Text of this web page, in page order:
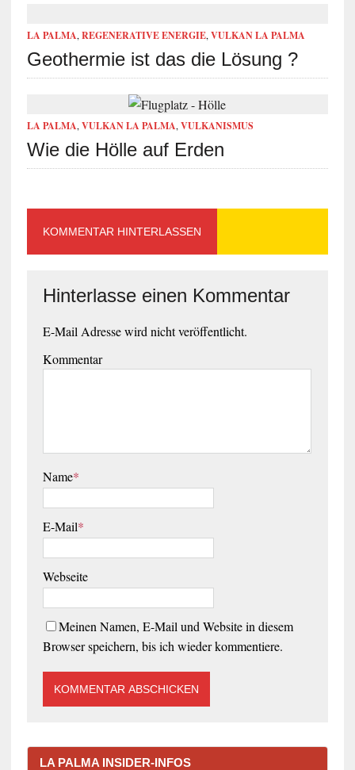
LA PALMA, REGENERATIVE ENERGIE, VULKAN LA PALMA
Geothermie ist das die Lösung ?
LA PALMA, VULKAN LA PALMA, VULKANISMUS
Wie die Hölle auf Erden
KOMMENTAR HINTERLASSEN
Hinterlasse einen Kommentar
E-Mail Adresse wird nicht veröffentlicht.
Kommentar
Name*
E-Mail*
Webseite
Meinen Namen, E-Mail und Website in diesem
Browser speichern, bis ich wieder kommentiere.
LA PALMA INSIDER-INFOS